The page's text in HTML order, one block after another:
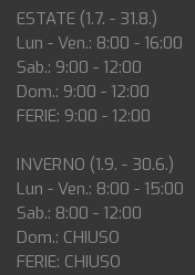
ESTATE (1.7. - 31.8.)
Lun - Ven.: 8:00 - 16:00
Sab.: 9:00 - 12:00
Dom.: 9:00 - 12:00
FERIE: 9:00 - 12:00
INVERNO (1.9. - 30.6.)
Lun - Ven.: 8:00 - 15:00
Sab.: 8:00 - 12:00
Dom.: CHIUSO
FERIE: CHIUSO